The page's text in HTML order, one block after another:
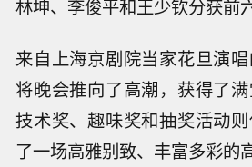
林坤、李俊平和王少钦分获前
来自上海京剧院当家花旦演
将晚会推向了高潮，获得了
技术奖、趣味奖和抽奖活动
了一场高雅别致、丰富多彩的